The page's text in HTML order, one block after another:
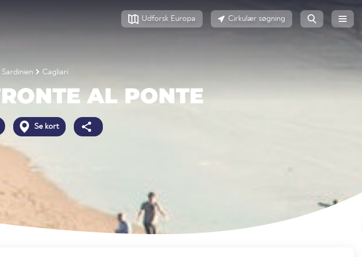
Udforsk Europa Cirkulær søgning
Sardinien Cagliari
AL PONTE
Se kort